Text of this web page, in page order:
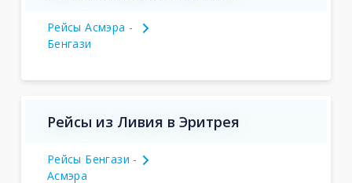
Рейсы Асмэра -
Бенгази
Рейсы из Ливия в Эритрея
Рейсы Бенгази -
Асмэра